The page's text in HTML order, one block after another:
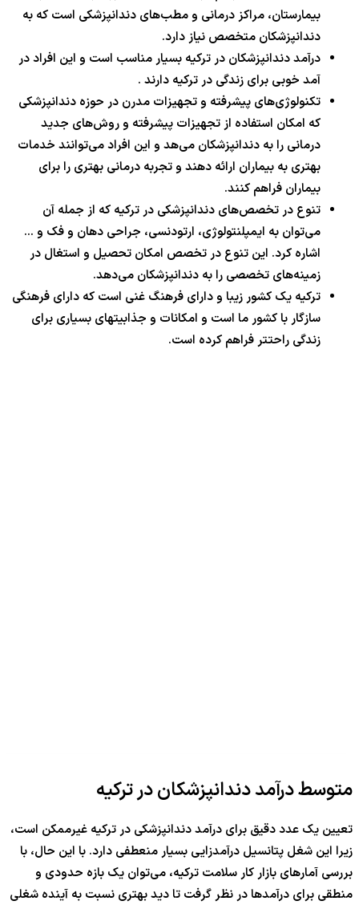
بیمارستان، مراکز درمانی و مطب‌های دندانپزشکی است که به
دندانپزشکان متخصص نیاز دارد.
درآمد دندانپزشکان در ترکیه بسیار مناسب است و این افراد در
آمد خوبی برای زندگی در ترکیه دارند .
تکنولوژی‌های پیشرفته و تجهیزات مدرن در حوزه دندانپزشکی
که امکان استفاده از تجهیزات پیشرفته و روش‌های جدید
درمانی را به دندانپزشکان می‌هد و این افراد می‌توانند خدمات
بهتری به بیماران ارائه دهند و تجربه درمانی بهتری را برای
بیماران فراهم کنند.
تنوع در تخصص‌های دندانپزشکی در ترکیه که از جمله آن
می‌توان به ایمپلنتولوژی، ارتودنسی، جراحی دهان و فک و …
اشاره کرد. این تنوع در تخصص امکان تحصیل و استغال در
زمینه‌های تخصصی را به دندانپزشکان می‌دهد.
ترکیه یک کشور زیبا و دارای فرهنگ غنی است که دارای فرهنگی
سازگار با کشور ما است و امکانات و جذابیتهای بسیاری برای
زندگی راحتتر فراهم کرده است.
متوسط درآمد دندانپزشکان در ترکیه
تعیین یک عدد دقیق برای درآمد دندانپزشکی در ترکیه غیرممکن است،
زیرا این شغل پتانسیل درآمدزایی بسیار منعطفی دارد. با این حال، با
بررسی آمارهای بازار کار سلامت ترکیه، می‌توان یک بازه حدودی و
منطقی برای درآمدها در نظر گرفت تا دید بهتری نسبت به آینده شغلی